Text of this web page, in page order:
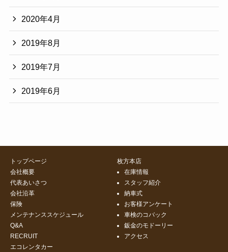
2020年4月
2019年8月
2019年7月
2019年6月
トップページ
会社概要
代表あいさつ
会社沿革
保険
メンテナンススケジュール
Q&A
RECRUIT
エコレンタカー
枚方本店
在庫情報
スタッフ紹介
納車式
お客様アンケート
車検のコバック
鈑金のモドーリー
アクセス